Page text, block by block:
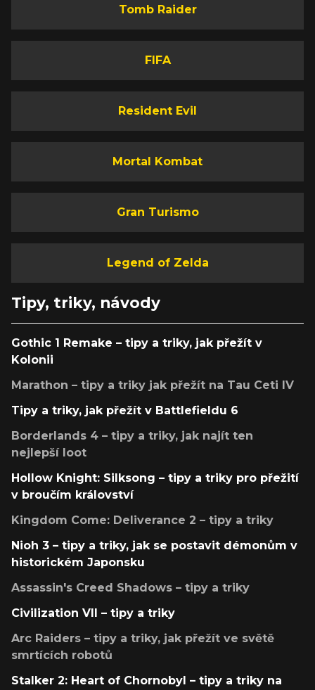
Tomb Raider
FIFA
Resident Evil
Mortal Kombat
Gran Turismo
Legend of Zelda
Tipy, triky, návody
Gothic 1 Remake – tipy a triky, jak přežít v
Kolonii
Marathon – tipy a triky jak přežít na Tau Ceti IV
Tipy a triky, jak přežít v Battlefieldu 6
Borderlands 4 – tipy a triky, jak najít ten
nejlepší loot
Hollow Knight: Silksong – tipy a triky pro přežití
v broučím království
Kingdom Come: Deliverance 2 – tipy a triky
Nioh 3 – tipy a triky, jak se postavit démonům v
historickém Japonsku
Assassin's Creed Shadows – tipy a triky
Civilization VII – tipy a triky
Arc Raiders – tipy a triky, jak přežít ve světě
smrtících robotů
Stalker 2: Heart of Chornobyl – tipy a triky na